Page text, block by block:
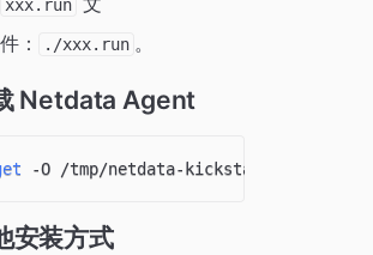
xxx.run
件：
./xxx.run 。
Netdata Agent
-O /tmp/netdata-kickstart.sh
安装方式